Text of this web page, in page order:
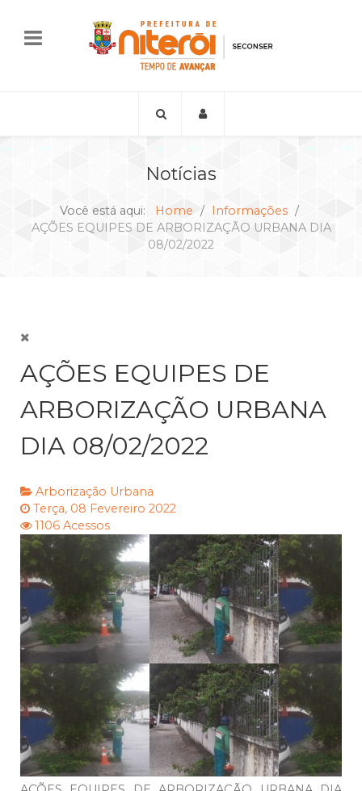
Notícias
Você está aqui: Home
Informações
AÇÕES EQUIPES DE ARBORIZAÇÃO URBANA DIA
08/02/2022
AÇÕES EQUIPES DE
ARBORIZAÇÃO URBANA
DIA 08/02/2022
Arborização Urbana
Terça, 08 Fevereiro 2022
1106 Acessos